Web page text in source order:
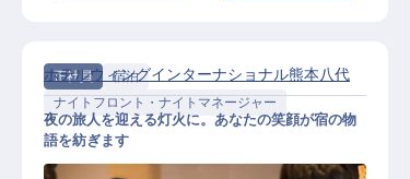
正社員
宿泊
ナイトフロント・ナイトマネージャー
ホテルウィングインターナショナル熊本八代
夜の旅人を迎える灯火に。あなたの笑顔が宿の物
語を紡ぎます